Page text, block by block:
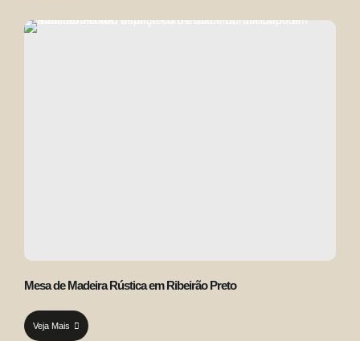
Mesa de Madeira Rústica em Ribeirão Preto
Veja Mais